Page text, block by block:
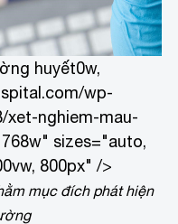
huyết0w,
wp-
xet-nghiem-mau-
sizes="auto,
800px" />
mục đích phát hiện